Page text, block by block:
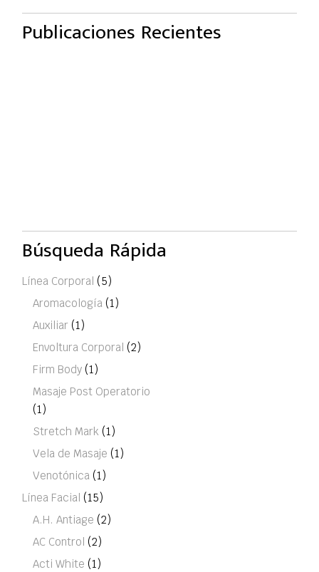
Publicaciones Recientes
Búsqueda Rápida
Línea Corporal (5)
Aromacología (1)
Auxiliar (1)
Envoltura Corporal (2)
Firm Body (1)
Masaje Post Operatorio
(1)
Stretch Mark (1)
Vela de Masaje (1)
Venotónica (1)
Línea Facial (15)
A.H. Antiage (2)
AC Control (2)
Acti White (1)